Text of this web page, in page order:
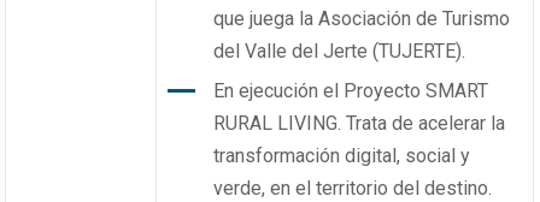
que juega la Asociación de Turismo
del Valle del Jerte (TUJERTE).
En ejecución el Proyecto SMART
RURAL LIVING. Trata de acelerar la
transformación digital, social y
verde, en el territorio del destino.